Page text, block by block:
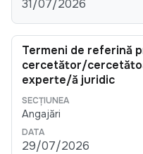
31/07/2026
Termeni de referință
cercetător/
experte/ă juridic
Angajări
29/07/2026